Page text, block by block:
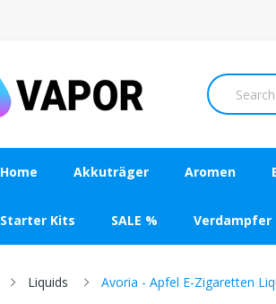
Home Akkuträger Aromen
Starter Kits SALE % Verdampfer
Liquids Avoria - Apfel E-Zigaretten